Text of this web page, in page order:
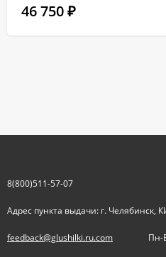
46 750 ₽
8(800)511-57-07
Адрес пункта выдачи: г. Челябинск,
feedback@glushilki.ru.com Пн-